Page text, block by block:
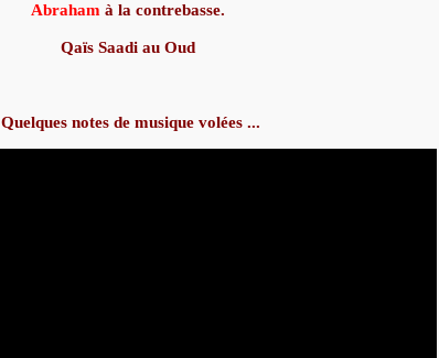
Abraham à la contrebasse.
Qaïs Saadi au Oud
Quelques notes de musique volées ...